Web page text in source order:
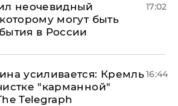
неочевидный
могут быть
в России
17:02
усиливается: Кремль
"карманной"
Telegraph
16:44